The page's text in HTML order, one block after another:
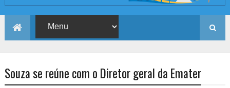
Souza se reúne com o Diretor geral da Emater